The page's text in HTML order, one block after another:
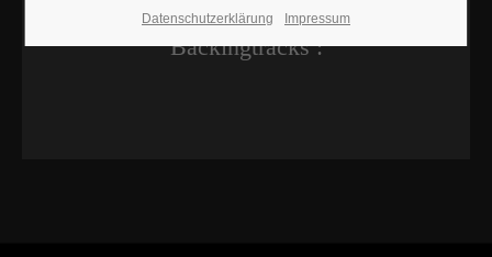
Backingtracks :
Datenschutzerklärung Impressum